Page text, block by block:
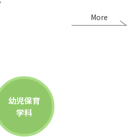
More
幼児保育
学科